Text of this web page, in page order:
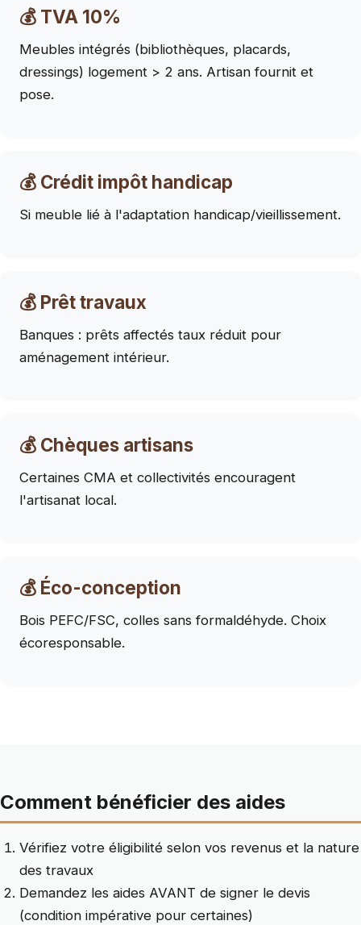
💰 TVA 10%
Meubles intégrés (bibliothèques, placards,
dressings) logement > 2 ans. Artisan fournit et
pose.
💰 Crédit impôt handicap
Si meuble lié à l'adaptation handicap/vieillissement.
💰 Prêt travaux
Banques : prêts affectés taux réduit pour
aménagement intérieur.
💰 Chèques artisans
Certaines CMA et collectivités encouragent
l'artisanat local.
💰 Éco-conception
Bois PEFC/FSC, colles sans formaldéhyde. Choix
écoresponsable.
Comment bénéficier des aides
Vérifiez votre éligibilité selon vos revenus et la nature
des travaux
Demandez les aides AVANT de signer le devis
(condition impérative pour certaines)